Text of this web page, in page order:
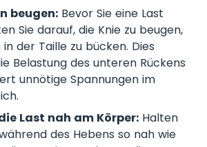
beugen: Bevor Sie eine Last
Sie darauf, die Knie zu beugen,
der Taille zu bücken. Dies
Belastung des unteren Rückens
unnötige Spannungen im
Last nah am Körper: Halten
des Hebens so nah wie